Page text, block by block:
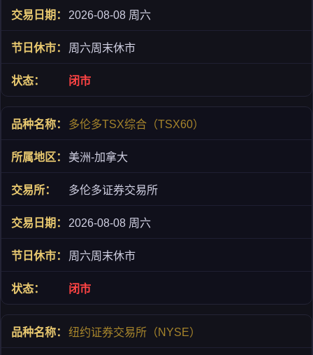
2026-08-08 周六
周六周末休市
闭市
多伦多TSX综合（TSX60）
美洲-加拿大
多伦多证券交易所
2026-08-08 周六
周六周末休市
闭市
纽约证券交易所（NYSE）